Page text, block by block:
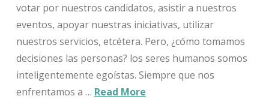
votar por nuestros candidatos, asistir a nuestros
eventos, apoyar nuestras iniciativas, utilizar
nuestros servicios, etcétera. Pero, ¿cómo tomamos
decisiones las personas? los seres humanos somos
inteligentemente egoístas. Siempre que nos
enfrentamos a … Read More